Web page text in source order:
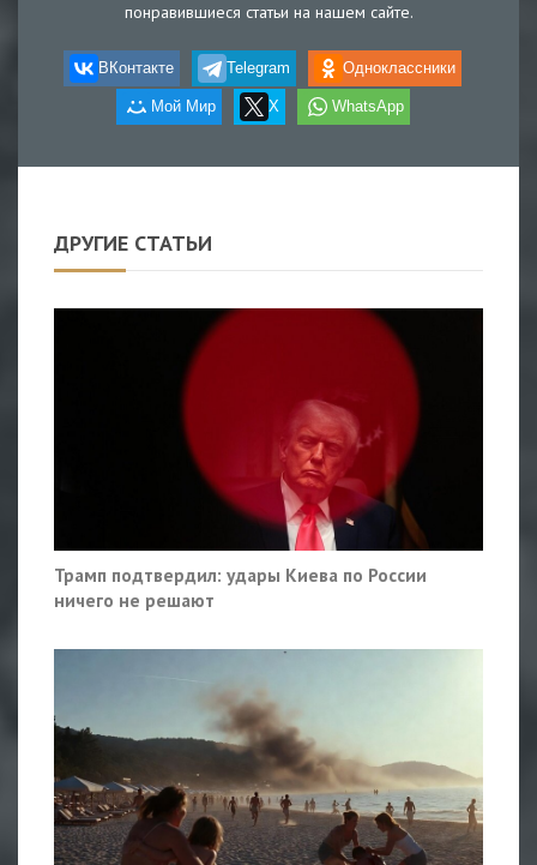
понравившиеся статьи на нашем сайте.
ВКонтакте Telegram Одноклассники
Мой Мир X WhatsApp
ДРУГИЕ СТАТЬИ
Трамп подтвердил: удары Киева по России
ничего не решают